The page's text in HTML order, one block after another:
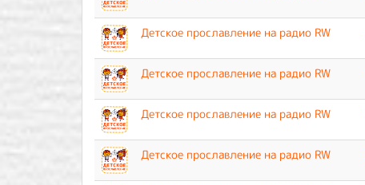
Детское прославление на радио RW
Детское прославление на радио RW
Детское прославление на радио RW
Детское прославление на радио RW